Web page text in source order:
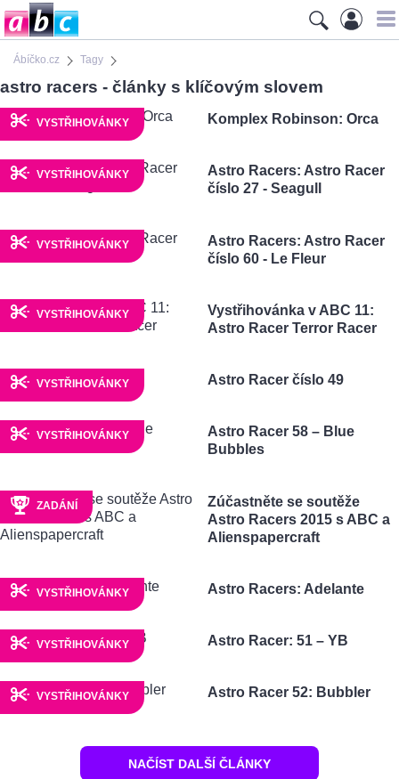
Ábíčko.cz Tagy
astro racers - články s klíčovým slovem
VYSTŘIHOVÁNKY Komplex Robinson: Orca
VYSTŘIHOVÁNKY
Astro Racers: Astro Racer
číslo 27 - Seagull
VYSTŘIHOVÁNKY
Astro Racers: Astro Racer
číslo 60 - Le Fleur
VYSTŘIHOVÁNKY
Vystřihovánka v ABC 11:
Astro Racer Terror Racer
VYSTŘIHOVÁNKY Astro Racer číslo 49
VYSTŘIHOVÁNKY
Astro Racer 58 – Blue
Bubbles
ZADÁNÍ
Zúčastněte se soutěže
Astro Racers 2015 s ABC a
Alienspapercraft
VYSTŘIHOVÁNKY Astro Racers: Adelante
VYSTŘIHOVÁNKY Astro Racer: 51 – YB
VYSTŘIHOVÁNKY Astro Racer 52: Bubbler
NAČÍST DALŠÍ ČLÁNKY